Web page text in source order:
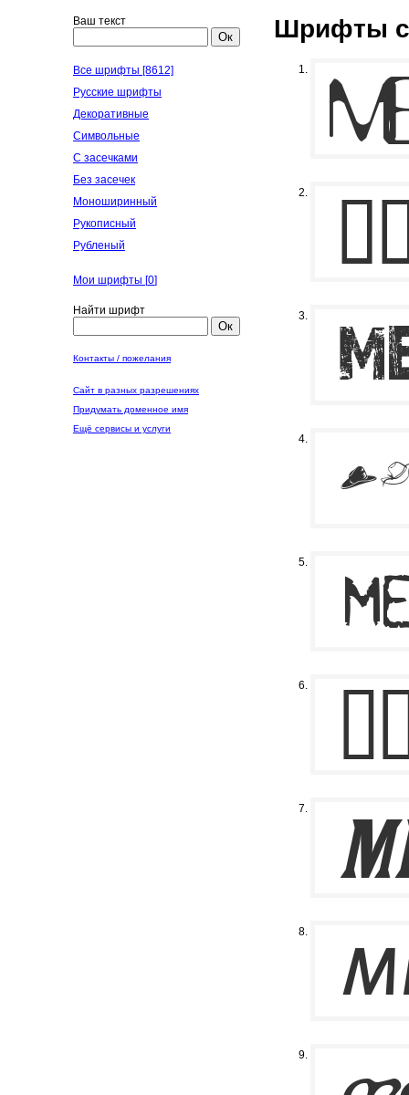
Ваш текст
Ок
Все шрифты [8612]
Русские шрифты
Декоративные
Символьные
С засечками
Без засечек
Моноширинный
Рукописный
Рубленый
Мои шрифты [0]
Найти шрифт
Ок
Контакты / пожелания
Сайт в разных разрешениях
Придумать доменное имя
Ещё сервисы и услуги
Шрифты